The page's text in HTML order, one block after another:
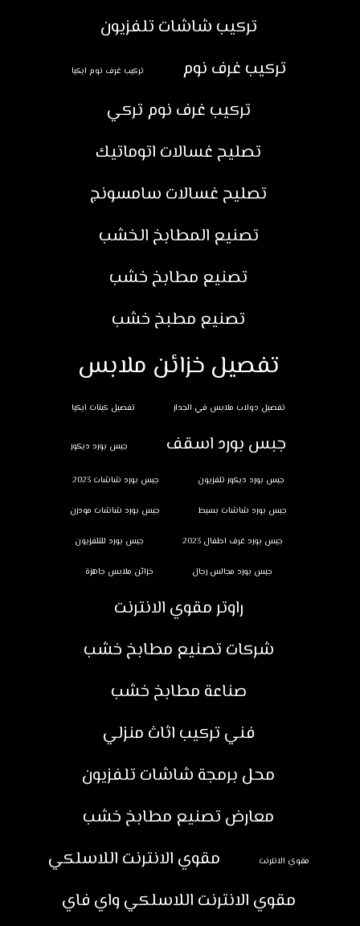
تركيب شاشات تلفزيون
تركيب غرف نوم
تركيب غرف نوم ايكيا
تركيب غرف نوم تركي
تصليح غسالات اتوماتيك
تصليح غسالات سامسونج
تصنيع المطابخ الخشب
تصنيع مطابخ خشب
تصنيع مطبخ خشب
تفصيل خزائن ملابس
تفصيل دولاب ملابس في الجدار تفصيل كبتات ايكيا
جبس بورد اسقف جبس بورد ديكور
جبس بورد ديكور تلفزيون جبس بورد شاشات 2023
جبس بورد شاشات بسيط جبس بورد شاشات مودرن
جبس بورد غرف اطفال 2023 جبس بورد للتلفزيون
جبس بورد مجالس رجال خزائن ملابس جاهزة
راوتر مقوي الانترنت
شركات تصنيع مطابخ خشب
صناعة مطابخ خشب
فني تركيب اثاث منزلي
محل برمجة شاشات تلفزيون
معارض تصنيع مطابخ خشب
مقوي الانترنت
مقوي الانترنت اللاسلكي
مقوي الانترنت اللاسلكي واي فاي